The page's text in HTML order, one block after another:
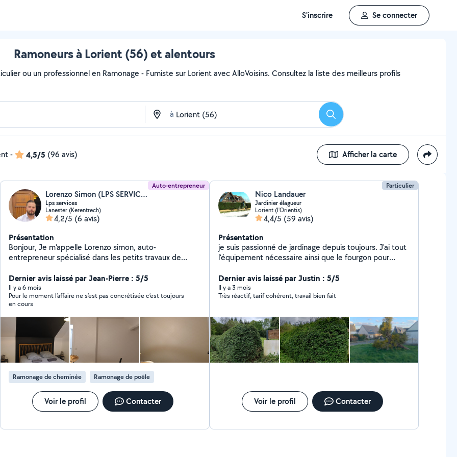
S'inscrire Se connecter
Ramoneurs à Lorient (56) et alentours
ou un professionnel en Ramonage - Fumiste sur Lorient avec AlloVoisins. Consultez la liste des meilleurs profils
à Rechercher
- 4,5/5 (96 avis) Afficher la carte
Auto-entrepreneur
Lorenzo Simon (LPS SERVICE)
Lps services
Lanester (Kerentrech)
4,2/5 (6 avis)
Présentation
Bonjour, Je m'appelle Lorenzo simon, auto-
entrepreneur spécialisé dans les petits travaux de
rigueur, polyvalence et sens du détail, je propose mes
services pour vous accompagner dans tous vos projets
de rénovation légère ou d'entretien de votre logement
ou local professionnel. Je suis à votre écoute pour
toute demande de devis ou renseignement.
Interventions rapides, travail soigné et tarifs adaptés à
votre budget
Dernier avis laissé par Jean-Pierre : 5/5
Il y a 6 mois
Pour le moment l’affaire ne s’est pas concrétisée c’est toujours
en cours
Ramonage de cheminée Ramonage de poêle
Voir le profil Contacter
Particulier
Nico Landauer
Jardinier élagueur
Lorient (l'Orientis)
4,4/5 (59 avis)
Présentation
je suis passionné de jardinage depuis toujours. J'ai tout
l'équipement nécessaire ainsi que le fourgon pour
précis, qui aime faire ce travail.
Dernier avis laissé par Justin : 5/5
Il y a 3 mois
Très réactif, tarif cohérent, travail bien fait
Voir le profil Contacter